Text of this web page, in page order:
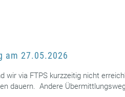
am 27.05.2026
wir via FTPS kurzzeitig nicht
dauern. Andere